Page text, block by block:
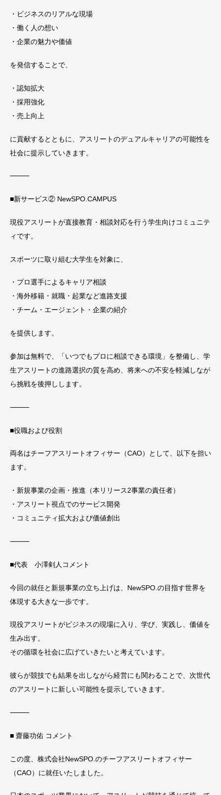
・ビジネスのリアルな現場
・働く人の想い
・企業の魅力や価値
を発信することで、
・認知拡大
・採用強化
・売上向上
に貢献するとともに、アスリートのデュアルキャリアの可能性を
社会に提示していきます。
⸻
■新サービス② NewSPO.CAMPUS
現役アスリートが直接教育・相談対応を行う学生向けコミュニテ
ィです。
スポーツに取り組む大学生を対象に、
・プロ選手によるキャリア相談
・海外移籍・就職・起業など進路支援
・チーム・エージェント・企業の紹介
を提供します。
参加は無料で、「いつでもプロに相談できる環境」を整備し、学
生アスリートの進路選択の質を高め、将来への不安を軽減しなが
ら挑戦を後押しします。
⸻
■役職および役割
両名はチーフアスリートオフィサー（CAO）として、以下を担い
ます。
・新規事業の企画・推進（本リリース2事業の責任者）
・アスリート視点でのサービス開発
・コミュニティ拡大および価値創出
⸻
■代表 小澤剣人コメント
今回の就任と新規事業の立ち上げは、NewSPO.の目指す世界を
体現する大きな一歩です。
現役アスリートがビジネスの現場に入り、学び、実践し、価値を
生み出す。
その循環を社会に広げていきたいと考えています。
彼らが競技でも結果を出しながら経営にも関わることで、次世代
のアスリートに新しい可能性を提示していきます。
⸻
■ 齋藤功佑 コメント
この度、株式会社NewSPO.のチーフアスリートオフィサー
（CAO）に就任いたしました。